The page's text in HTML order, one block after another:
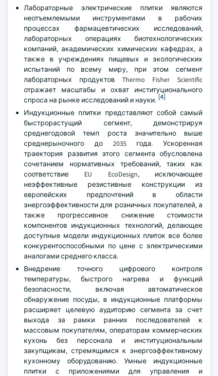
Лабораторные электрические плитки являются
неотъемлемыми инструментами в рабочих
процессах фармацевтических исследований,
лабораторных операциях биотехнологических
компаний, академических химических кафедрах, а
также в учреждениях пищевых и экологических
испытаний по всему миру, при этом сегмент
лабораторных продуктов Thermo Fisher Scientific
отражает масштабы и охват институционального
спроса на рынке исследований и науки. [4]
Индукционные плитки представляют собой самый
быстрорастущий сегмент, демонстрируя
среднегодовой темп роста значительно выше
среднерыночного до 2035 года. Ускоренная
траектория развития этого сегмента обусловлена
сочетанием нормативных требований, таких как
соответствие EU EcoDesign, исключающее
неэффективные резистивные конструкции из
европейских предпочтений в области
энергоэффективности для розничных покупателей, а
также прогрессивное снижение стоимости
компонентов индукционных технологий, делающее
доступные модели индукционных плиток все более
конкурентоспособными по цене с электрическими
аналогами среднего класса.
Внедрение точного цифрового контроля
температуры, быстрого нагрева и функций
безопасности, включая автоматическое
обнаружение посуды, в индукционные платформы
расширяет целевую аудиторию сегмента за счет
выхода за рамки ранних последователей к
массовым покупателям, операторам коммерческих
кухонь без персонала и институциональным
закупщикам, стремящимся к энергоэффективному
кухонному оборудованию. Умные индукционные
плитки с приложениями для управления и